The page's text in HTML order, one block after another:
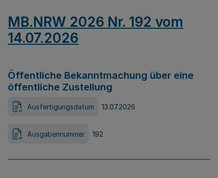
MB.NRW 2026 Nr. 192 vom
14.07.2026
Öffentliche Bekanntmachung über eine
öffentliche Zustellung
Ausfertigungsdatum 13.07.2026
Ausgabennummer 192